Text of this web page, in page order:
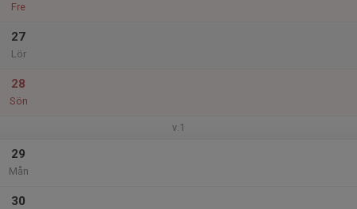
Fre
27
Lör
28
Sön
v.1
29
Mån
30